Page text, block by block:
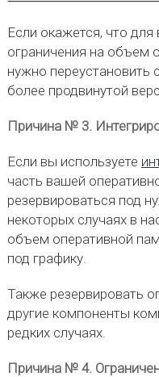
Если окажется, что
ограничения на объем
нужно переустановить
более продвинутой
Причина № 3.
Если вы используете
часть вашей
резервироваться под
некоторых случаях в
объем оперативной
под графику.
Также резервировать
другие компоненты
редких случаях.
Причина № 4.